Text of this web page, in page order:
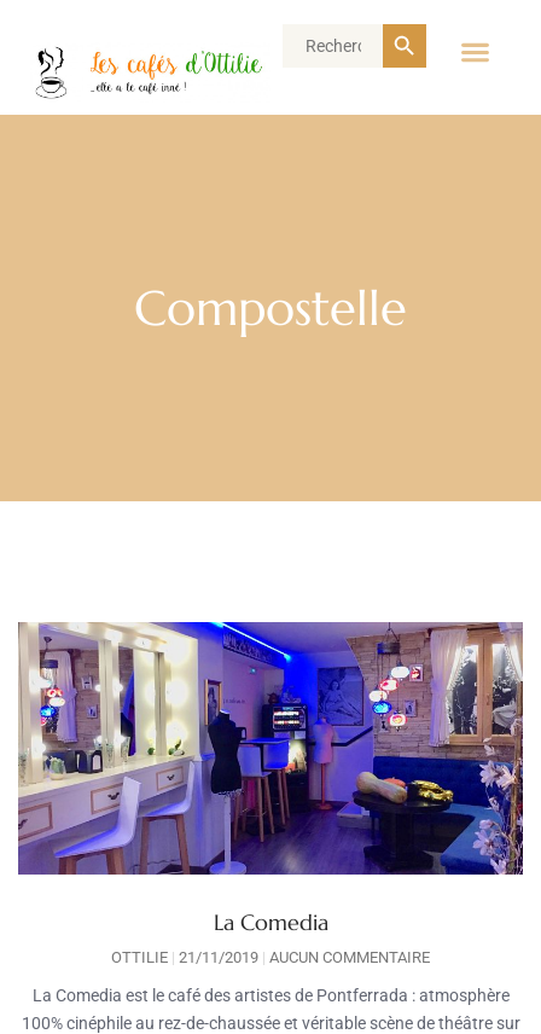
Search
Search Button
Compostelle
La Comedia
OTTILIE 21/11/2019 AUCUN COMMENTAIRE
La Comedia est le café des artistes de Pontferrada : atmosphère
100% cinéphile au rez-de-chaussée et véritable scène de théâtre sur